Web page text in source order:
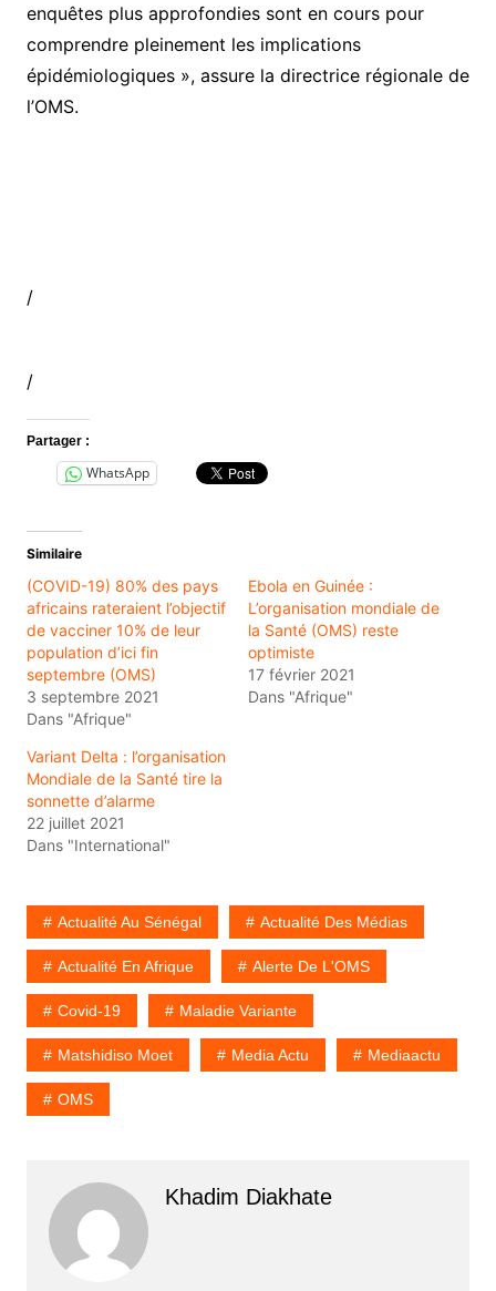
enquêtes plus approfondies sont en cours pour
comprendre pleinement les implications
épidémiologiques », assure la directrice régionale de
l’OMS.
/
/
Partager :
WhatsApp
Similaire
(COVID-19) 80% des pays
africains rateraient l’objectif
de vacciner 10% de leur
population d’ici fin
septembre (OMS)
3 septembre 2021
Dans "Afrique"
Ebola en Guinée :
L’organisation mondiale de
la Santé (OMS) reste
optimiste
17 février 2021
Dans "Afrique"
Variant Delta : l’organisation
Mondiale de la Santé tire la
sonnette d’alarme
22 juillet 2021
Dans "International"
Actualité Au Sénégal Actualité Des Médias
Actualité En Afrique Alerte De L'OMS
Covid-19 Maladie Variante
Matshidiso Moet Media Actu Mediaactu
OMS
Khadim Diakhate